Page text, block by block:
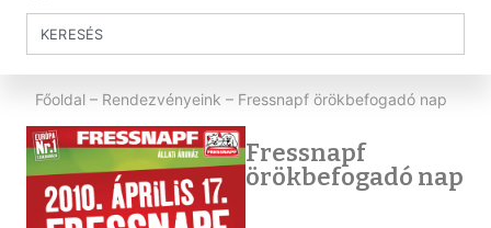
Főoldal – Rendezvényeink – Fressnapf örökbefogadó nap
Fressnapf
örökbefogadó nap